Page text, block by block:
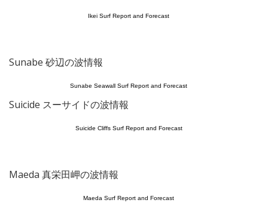
Ikei Surf Report and Forecast
Sunabe 砂辺の波情報
Sunabe Seawall Surf Report and Forecast
Suicide スーサイドの波情報
Suicide Cliffs Surf Report and Forecast
Maeda 真栄田岬の波情報
Maeda Surf Report and Forecast